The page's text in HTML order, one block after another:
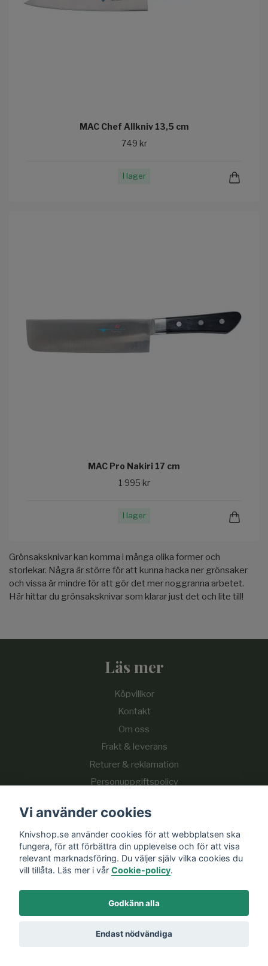
MAC Chef Allkniv 13,5 cm
749 kr
I lager
MAC Pro Nakiri 17 cm
1 995 kr
I lager
Grönsaksknivar kan komma i många olika former och
storlekar. Några är större för att kunna hacka ner grönsaker
och vissa är mindre för att gör det mer noggranna arbetet.
Här hittar du grönsaksknivar som klarar just det och lite till!
Läs mer
Köpvillkor
Kontakt
Om oss
Frakt & leverans
Returer & reklamation
Personuppgiftspolicy
Sociala medier
Prenumerera på vårt nyhetsbrev
Vi använder cookies
Knivshop.se använder cookies för att webbplatsen ska
fungera, för att förbättra din upplevelse och för att visa
relevant marknadsföring. Du väljer själv vilka cookies du
vill tillåta. Läs mer i vår Cookie-policy.
Godkänn alla
Endast nödvändiga